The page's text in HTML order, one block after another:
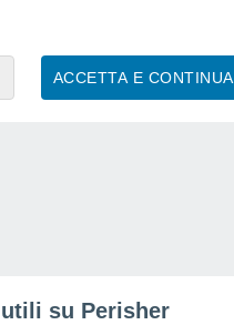
ACCETTA E CONTINUA
su Perisher